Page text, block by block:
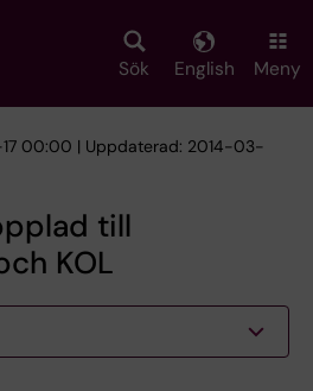
Sök English Meny
00:00 | Uppdaterad: 2014-03-
till
KOL